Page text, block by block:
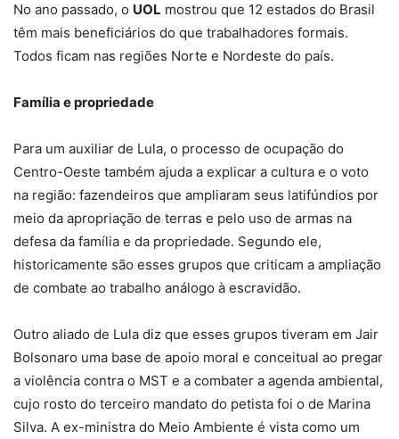
No ano passado, o UOL mostrou que 12 estados do Brasil
têm mais beneficiários do que trabalhadores formais.
Todos ficam nas regiões Norte e Nordeste do país.
Família e propriedade
Para um auxiliar de Lula, o processo de ocupação do
Centro-Oeste também ajuda a explicar a cultura e o voto
na região: fazendeiros que ampliaram seus latifúndios por
meio da apropriação de terras e pelo uso de armas na
defesa da família e da propriedade. Segundo ele,
historicamente são esses grupos que criticam a ampliação
de combate ao trabalho análogo à escravidão.
Outro aliado de Lula diz que esses grupos tiveram em Jair
Bolsonaro uma base de apoio moral e conceitual ao pregar
a violência contra o MST e a combater a agenda ambiental,
cujo rosto do terceiro mandato do petista foi o de Marina
Silva. A ex-ministra do Meio Ambiente é vista como um